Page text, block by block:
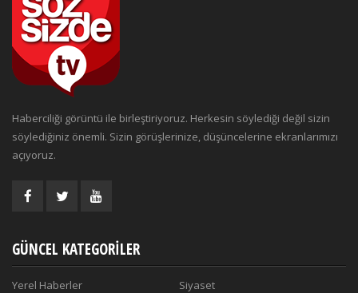
Haberciliği görüntü ile birleştiriyoruz. Herkesin söylediği değil sizin
söylediğiniz önemli. Sizin görüşlerinize, düşüncelerine ekranlarımızı
açıyoruz.
GÜNCEL KATEGORILER
Yerel Haberler Siyaset